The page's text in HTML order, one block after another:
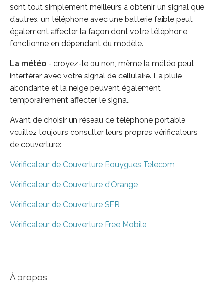
sont tout simplement meilleurs à obtenir un signal que
d’autres, un téléphone avec une batterie faible peut
également affecter la façon dont votre téléphone
fonctionne en dépendant du modèle.
La météo - croyez-le ou non, même la météo peut
interférer avec votre signal de cellulaire. La pluie
abondante et la neige peuvent également
temporairement affecter le signal.
Avant de choisir un réseau de téléphone portable
veuillez toujours consulter leurs propres vérificateurs
de couverture:
Vérificateur de Couverture Bouygues Telecom
Vérificateur de Couverture d'Orange
Vérificateur de Couverture SFR
Vérificateur de Couverture Free Mobile
À propos